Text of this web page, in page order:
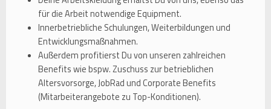
für die Arbeit notwendige Equipment.
Innerbetriebliche Schulungen, Weiterbildungen und
Entwicklungsmaßnahmen.
Außerdem profitierst Du von unseren zahlreichen
Benefits wie bspw. Zuschuss zur betrieblichen
Altersvorsorge, JobRad und Corporate Benefits
(Mitarbeiterangebote zu Top-Konditionen).